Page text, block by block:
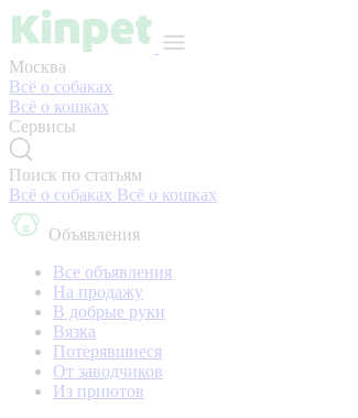
Москва
Всё о собаках
Всё о кошках
Сервисы
Поиск по статьям
Всё о собаках Всё о кошках
Объявления
Все объявления
На продажу
В добрые руки
Вязка
Потерявшиеся
От заводчиков
Из приютов